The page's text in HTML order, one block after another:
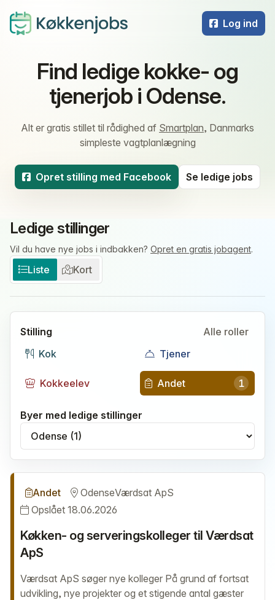
Log ind
Find ledige kokke- og
tjenerjob i Odense.
Alt er gratis stillet til rådighed af Smartplan, Danmarks
simpleste vagtplanlægning
Opret stilling med Facebook Se ledige jobs
Ledige stillinger
Vil du have nye jobs i indbakken? Opret en gratis jobagent.
Liste Kort
Stilling
Alle roller
Kok
Tjener
Kokkeelev Andet 1
Byer med ledige stillinger
Vælg by
Andet OdenseVærdsat ApS
Opslået 18.06.2026
Køkken- og serveringskolleger til Værdsat
ApS
Værdsat ApS søger nye kolleger På grund af fortsat
udvikling, nye projekter og et stigende antal gæster